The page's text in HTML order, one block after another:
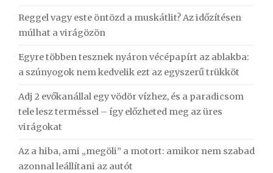
Reggel vagy este öntözd a muskátlit? Az időzítésen
múlhat a virágözön
Egyre többen tesznek nyáron vécépapírt az ablakba:
a szúnyogok nem kedvelik ezt az egyszerű trükköt
Adj 2 evőkanállal egy vödör vízhez, és a paradicsom
tele lesz terméssel – így előzheted meg az üres
virágokat
Az a hiba, ami „megöli” a motort: amikor nem szabad
azonnal leállítani az autót